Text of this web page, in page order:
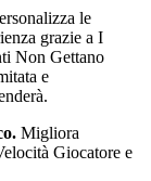
le
grazie a I
Non Gettano
e
Migliora
Giocatore e